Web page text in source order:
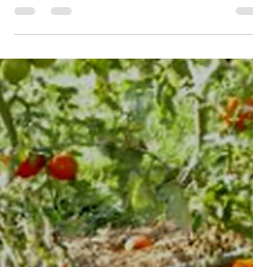
Ateliers découverte avec
"Danse tes couleurs"
Christèle LAURENT de "Danse tes couleurs"
vous propose de découvrir la danse
biodynamique dans les locaux de l'AVIE
(adultes, ados,...